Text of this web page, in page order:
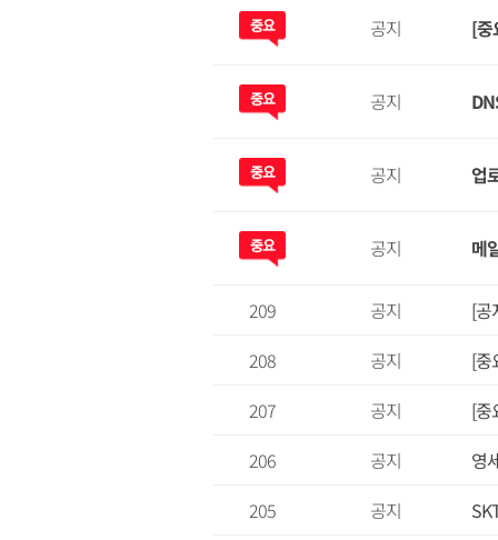
공지 [중
공지
공지 업
공지 메
209 공지
[공
208
공지
[중
207
공지
[중
206
공지
영
205
공지